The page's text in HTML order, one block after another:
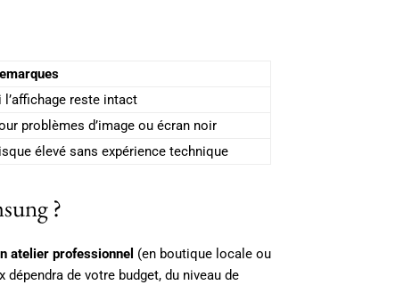
l’affichage reste intact
problèmes d’image ou écran noir
élevé sans expérience technique
?
atelier professionnel (en boutique locale ou
dépendra de votre budget, du niveau de